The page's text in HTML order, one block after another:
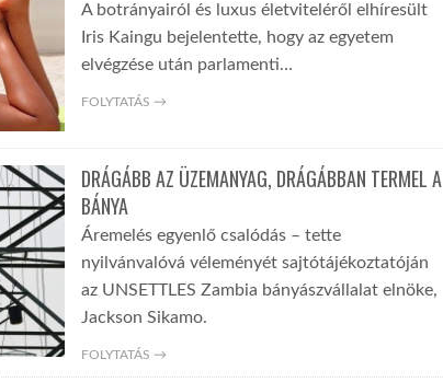
A botrányairól és luxus életviteléről elhíresült
Iris Kaingu bejelentette, hogy az egyetem
elvégzése után parlamenti…
FOLYTATÁS →
DRÁGÁBB AZ ÜZEMANYAG, DRÁGÁBBAN TERMEL A
BÁNYA
Áremelés egyenlő csalódás – tette
nyilvánvalóvá véleményét sajtótájékoztatóján
az UNSETTLES Zambia bányászvállalat elnöke,
Jackson Sikamo.
FOLYTATÁS →